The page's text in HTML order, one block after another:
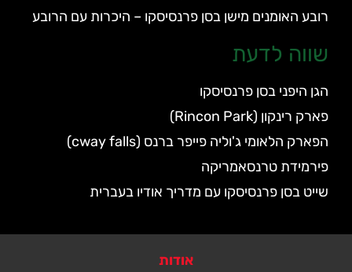
רובע האומנים מישן בסן פרנסיסקו – היכרות עם הרובע
שווה לדעת
הגן היפני בסן פרנסיסקו
פארק רינקון (Rincon Park)
הפארק הלאומי ג'וליה פייפר ברנס (cway falls)
פירמידת טרנסאמריקה
שייט בסן פרנסיסקו עם מדריך אודיו בעברית
אודות